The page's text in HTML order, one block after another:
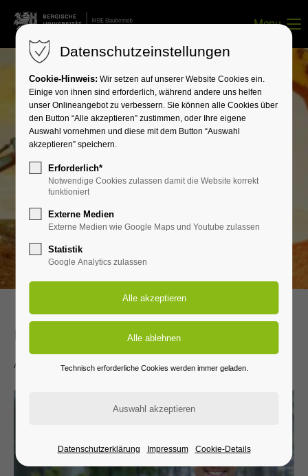
Menu
Univ.-Prof. Dr.-Ing. Steffen
Anders
Datenschutzeinstellungen
Cookie-Hinweis: Wir setzen auf unserer Website Cookies ein.
Einige von ihnen sind erforderlich, während andere uns helfen
unser Onlineangebot zu verbessern. Sie können alle Cookies über
den Button “Alle akzeptieren” zustimmen, oder Ihre eigene
Auswahl vornehmen und diese mit dem Button “Auswahl
akzeptieren” speichern.
Erforderlich*
Notwendige Cookies zulassen damit die Website korrekt
funktioniert
Externe Medien
Externe Medien wie Google Maps und Youtube zulassen
Statistik
Google Analytics zulassen
Technisch erforderliche Cookies werden immer geladen.
Datenschutzerklärung Impressum Cookie-Details